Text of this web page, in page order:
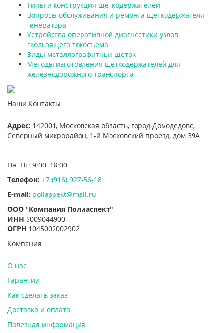
Типы и конструкция щеткодержателей
Вопросы обслуживания и ремонта щеткодержателя
генератора
Устройства оперативной диагностики узлов
скользящего токосъема
Виды металлографитных щеток
Методы изготовления щеткодержателей для
железнодорожного транспорта
Наши Контакты
Адрес: 142001, Московская область, город Домодедово,
Северный микрорайон, 1-й Московский проезд, дом 39А
Пн–Пт: 9:00–18:00
Телефон: +7 (916) 927-56-18
E-mail: poliaspekt@mail.ru
ООО "Компания Полиаспект"
ИНН 5009044900
ОГРН 1045002002902
Компания
О нас
Гарантии
Как сделать заказ
Доставка и оплата
Полезная информация